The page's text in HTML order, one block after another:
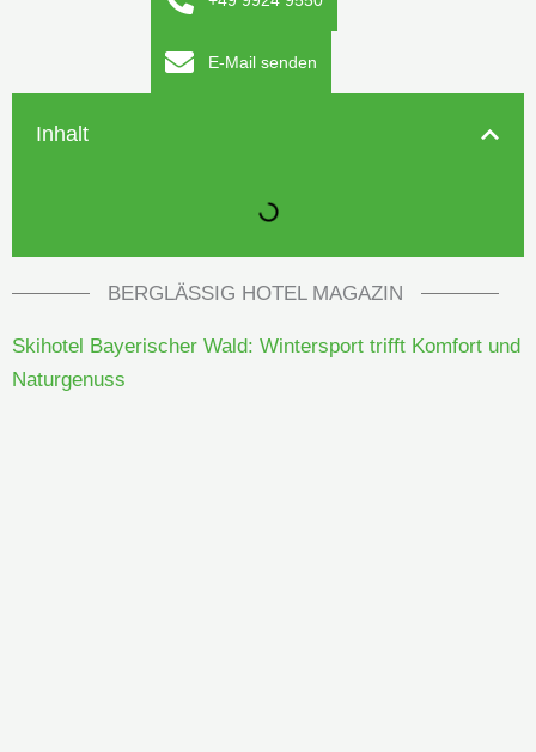
BERGLÄSSIG HOTEL MAGAZIN
Skihotel Bayerischer Wald: Wintersport trifft Komfort und
Naturgenuss
Inhalt
E-Mail senden